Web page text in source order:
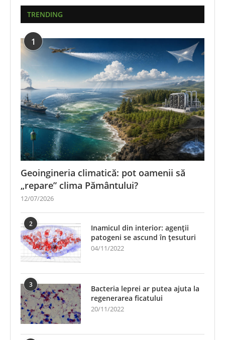
TRENDING
1
Geoingineria climatică: pot oamenii să
„repare” clima Pământului?
12/07/2026
2
Inamicul din interior: agenții
patogeni se ascund în țesuturi
04/11/2022
3
Bacteria leprei ar putea ajuta la
regenerarea ficatului
20/11/2022